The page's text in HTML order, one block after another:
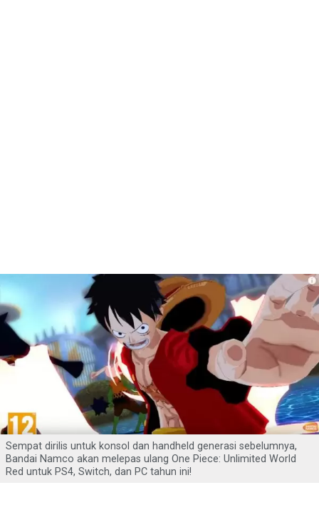
Sempat dirilis untuk konsol dan handheld generasi sebelumnya,
Bandai Namco akan melepas ulang One Piece: Unlimited World
Red untuk PS4, Switch, dan PC tahun ini!